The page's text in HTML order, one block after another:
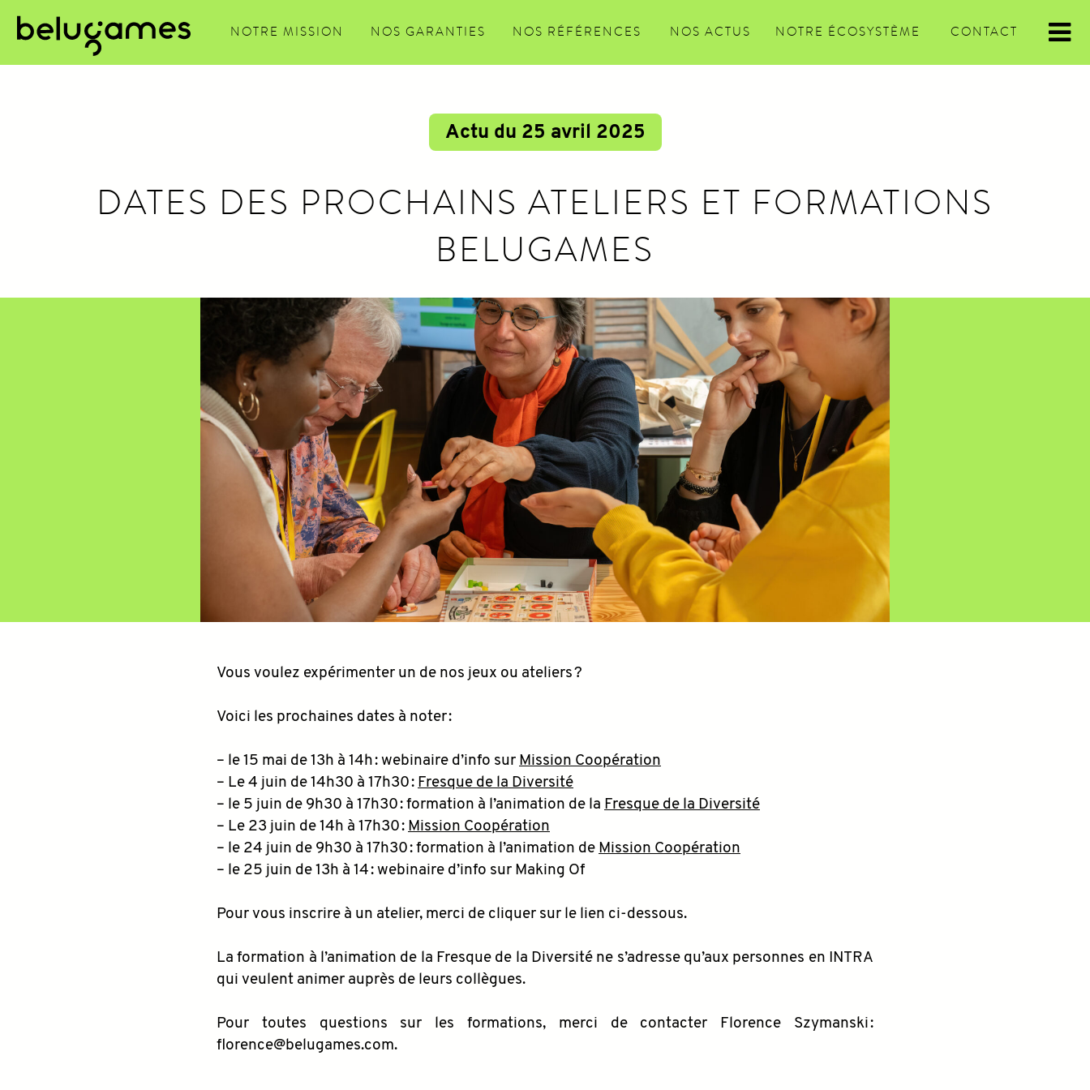
NOTRE MISSION NOS GARANTIES NOS RÉFÉRENCES NOS ACTUS NOTRE ÉCOSYSTÈME CONTACT
Actu du 25 avril 2025
DATES DES PROCHAINS ATELIERS ET FORMATIONS
BELUGAMES
Vous voulez expérimenter un de nos jeux ou ateliers ?
Voici les prochaines dates à noter :
– le 15 mai de 13h à 14h : webinaire d’info sur Mission Coopération
– Le 4 juin de 14h30 à 17h30 : Fresque de la Diversité
– le 5 juin de 9h30 à 17h30 : formation à l’animation de la Fresque de la Diversité
– Le 23 juin de 14h à 17h30 : Mission Coopération
– le 24 juin de 9h30 à 17h30 : formation à l’animation de Mission Coopération
– le 25 juin de 13h à 14 : webinaire d’info sur Making Of
Pour vous inscrire à un atelier, merci de cliquer sur le lien ci-dessous.
La formation à l’animation de la Fresque de la Diversité ne s’adresse qu’aux personnes en INTRA
qui veulent animer auprès de leurs collègues.
Pour toutes questions sur les formations, merci de contacter Florence Szymanski :
florence@belugames.com.